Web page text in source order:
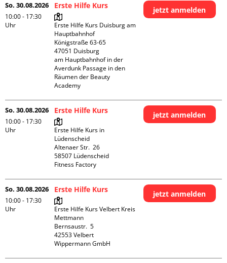
So. 30.08.2026
10:00 - 17:30
Uhr
Erste Hilfe Kurs
Erste Hilfe Kurs Duisburg am
Hauptbahnhof
Königstraße 63-65
47051 Duisburg
am Hauptbahnhof in der
Averdunk Passage in den
Räumen der Beauty
Academy
jetzt anmelden
So. 30.08.2026
10:00 - 17:30
Uhr
Erste Hilfe Kurs
Erste Hilfe Kurs in
Lüdenscheid
Altenaer Str.  26
58507 Lüdenscheid
Fitness Factory
jetzt anmelden
So. 30.08.2026
10:00 - 17:30
Uhr
Erste Hilfe Kurs
Erste Hilfe Kurs Velbert Kreis
Mettmann
Bernsaustr.  5
42553 Velbert
Wippermann GmbH
jetzt anmelden